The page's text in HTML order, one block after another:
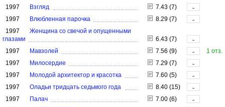
1997
Взгляд 7.43 (7)
-
1997
Влюбленная парочка 8.29 (7)
-
1997
Женщина со свечой и опущенными
глазами
6.43 (7)
-
1997
Мавзолей 7.56 (9) -
1 отз.
1997
Милосердие 7.29 (7)
-
1997
Молодой архитектор и красотка 7.60 (5)
-
1997
Оладьи тридцать седьмого года 8.40 (15)
-
1997
Палач 7.00 (6)
-